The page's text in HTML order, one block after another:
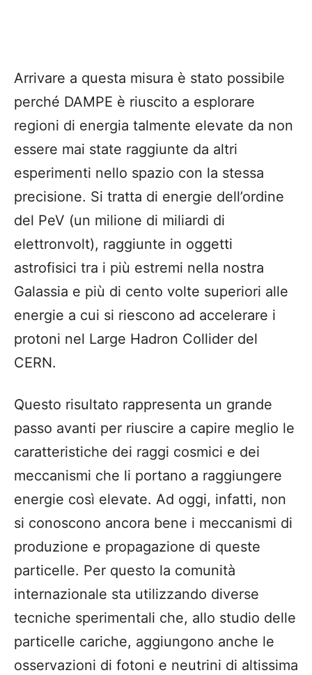
Arrivare a questa misura è stato possibile
perché DAMPE è riuscito a esplorare
regioni di energia talmente elevate da non
essere mai state raggiunte da altri
esperimenti nello spazio con la stessa
precisione. Si tratta di energie dell’ordine
del PeV (un milione di miliardi di
elettronvolt), raggiunte in oggetti
astrofisici tra i più estremi nella nostra
Galassia e più di cento volte superiori alle
energie a cui si riescono ad accelerare i
protoni nel Large Hadron Collider del
CERN.
Questo risultato rappresenta un grande
passo avanti per riuscire a capire meglio le
caratteristiche dei raggi cosmici e dei
meccanismi che li portano a raggiungere
energie così elevate. Ad oggi, infatti, non
si conoscono ancora bene i meccanismi di
produzione e propagazione di queste
particelle. Per questo la comunità
internazionale sta utilizzando diverse
tecniche sperimentali che, allo studio delle
particelle cariche, aggiungono anche le
osservazioni di fotoni e neutrini di altissima